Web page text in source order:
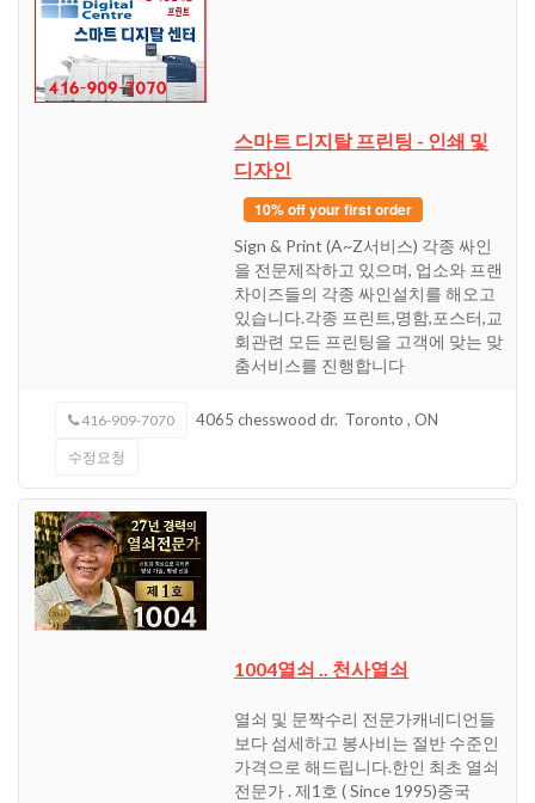
스마트 디지탈 프린팅 - 인쇄 및
디자인
10% off your first order
Sign & Print (A~Z서비스) 각종 싸인
을 전문제작하고 있으며, 업소와 프랜
차이즈들의 각종 싸인설치를 해오고
있습니다.각종 프린트,명함,포스터,교
회관련 모든 프린팅을 고객에 맞는 맞
춤서비스를 진행합니다
416-909-7070 4065 chesswood dr. Toronto , ON
수정요청
1004열쇠 .. 천사열쇠
열쇠 및 문짝수리 전문가캐네디언들
보다 섬세하고 봉사비는 절반 수준인
가격으로 해드립니다.한인 최초 열쇠
전문가 . 제1호 ( Since 1995)중국